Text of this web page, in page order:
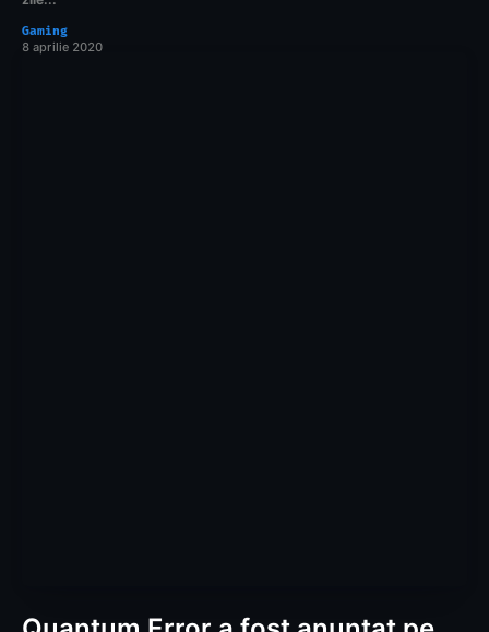
Gaming
8 aprilie 2020